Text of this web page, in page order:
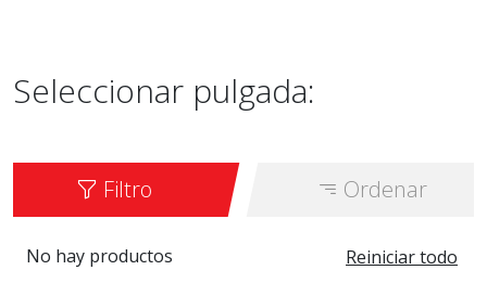
Seleccionar pulgada:
Filtro Ordenar
Reiniciar todo
No hay productos